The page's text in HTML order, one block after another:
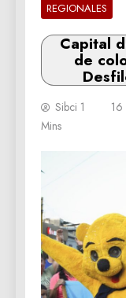
REGIONALES
Capital
de
Sibci 1
Mins